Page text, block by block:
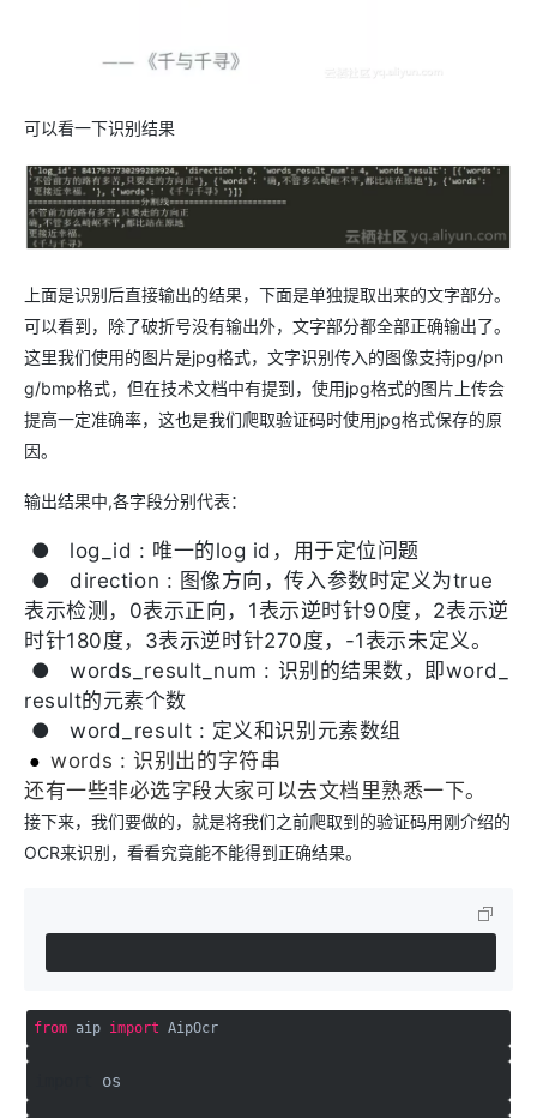
可以看一下识别结果
上面是识别后直接输出的结果，下面是单独提取出来的文字部分。
可以看到，除了破折号没有输出外，文字部分都全部正确输出了。
这里我们使用的图片是jpg格式，文字识别传入的图像支持jpg/pn
g/bmp格式，但在技术文档中有提到，使用jpg格式的图片上传会
提高一定准确率，这也是我们爬取验证码时使用jpg格式保存的原
因。
输出结果中,各字段分别代表：
●
log_id : 唯一的log id，用于定位问题
●
direction : 图像方向，传入参数时定义为true
表示检测，0表示正向，1表示逆时针90度，2表示逆
时针180度，3表示逆时针270度，-1表示未定义。
●
words_result_num : 识别的结果数，即word_
result的元素个数
●
word_result : 定义和识别元素数组
● words : 识别出的字符串
还有一些非必选字段大家可以去文档里熟悉一下。
接下来，我们要做的，就是将我们之前爬取到的验证码用刚介绍的
OCR来识别，看看究竟能不能得到正确结果。
fromaip import AipOcr
os